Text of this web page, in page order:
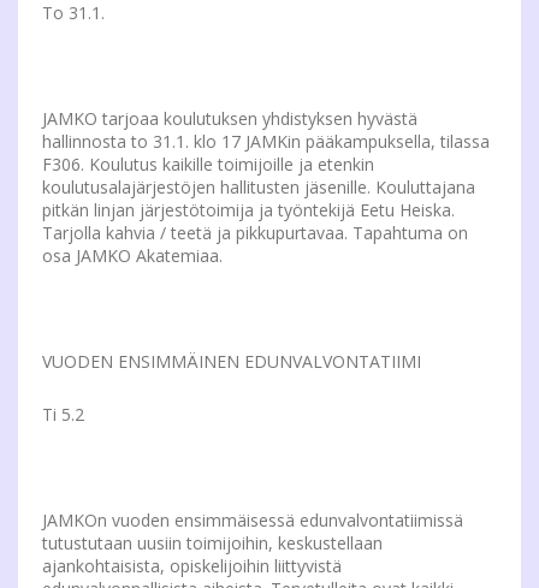
To 31.1.
JAMKO tarjoaa koulutuksen yhdistyksen hyvästä
hallinnosta to 31.1. klo 17 JAMKin pääkampuksella, tilassa
F306. Koulutus kaikille toimijoille ja etenkin
koulutusalajärjestöjen hallitusten jäsenille. Kouluttajana
pitkän linjan järjestötoimija ja työntekijä Eetu Heiska.
Tarjolla kahvia / teetä ja pikkupurtavaa. Tapahtuma on
osa JAMKO Akatemiaa.
VUODEN ENSIMMÄINEN EDUNVALVONTATIIMI
Ti 5.2
JAMKOn vuoden ensimmäisessä edunvalvontatiimissä
tutustutaan uusiin toimijoihin, keskustellaan
ajankohtaisista, opiskelijoihin liittyvistä